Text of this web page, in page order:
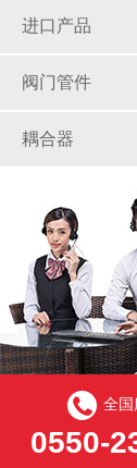
进口产品
阀门管件
耦合器
全国
0550-